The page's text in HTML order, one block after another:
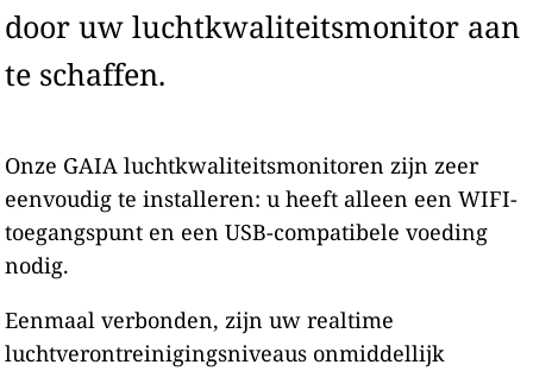
door uw luchtkwaliteitsmonitor aan
te schaffen.
Onze GAIA luchtkwaliteitsmonitoren zijn zeer
eenvoudig te installeren: u heeft alleen een WIFI-
toegangspunt en een USB-compatibele voeding
nodig.
Eenmaal verbonden, zijn uw realtime
luchtverontreinigingsniveaus onmiddellijk